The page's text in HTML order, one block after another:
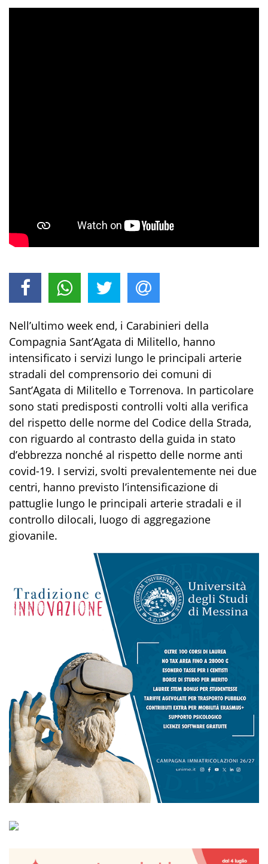
Nell’ultimo week end, i Carabinieri della
Compagnia Sant’Agata di Militello, hanno
intensificato i servizi lungo le principali arterie
stradali del comprensorio dei comuni di
Sant’Agata di Militello e Torrenova. In particolare
sono stati predisposti controlli volti alla verifica
del rispetto delle norme del Codice della Strada,
con riguardo al contrasto della guida in stato
d’ebbrezza nonché al rispetto delle norme anti
covid-19. I servizi, svolti prevalentemente nei due
centri, hanno previsto l’intensificazione di
pattuglie lungo le principali arterie stradali e il
controllo dilocali, luogo di aggregazione
giovanile.